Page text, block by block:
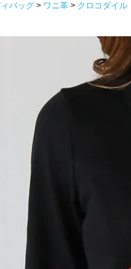
バッグ ワニ革 クロコダイル